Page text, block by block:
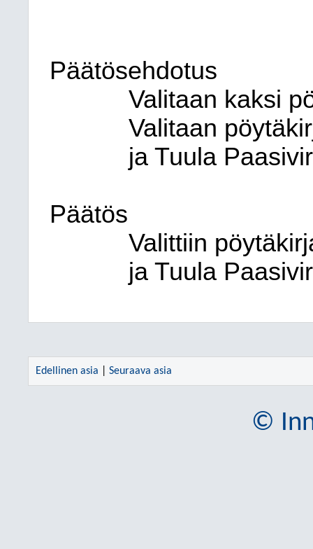
Päätösehdotus
Valitaan kaksi
Valitaan
ja Tuula
Päätös
Valittiin
ja Tuula
Edellinen asia Seuraava asia
©